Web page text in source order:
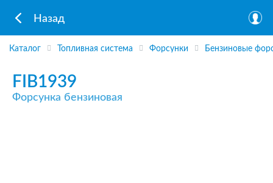
Назад
Каталог Топливная система Форсунки Бензиновые
FIB1939
Форсунка бензиновая